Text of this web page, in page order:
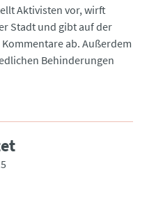
Aktivisten vor, wirft
Stadt und gibt auf der
ab. Außerdem
Behinderungen